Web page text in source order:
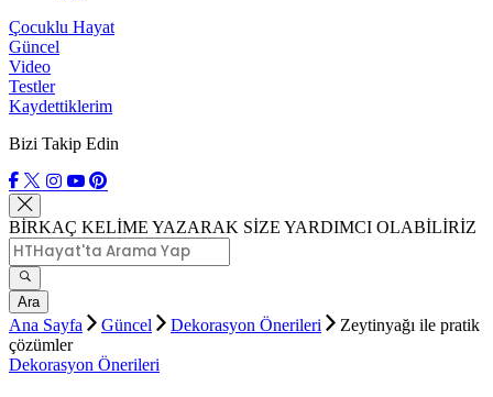
Çocuklu Hayat
Güncel
Video
Testler
Kaydettiklerim
Bizi Takip Edin
BİRKAÇ KELİME YAZARAK SİZE YARDIMCI OLABİLİRİZ
Ara
Ana Sayfa Güncel Dekorasyon Önerileri
Zeytinyağı ile pratik
çözümler
Dekorasyon Önerileri